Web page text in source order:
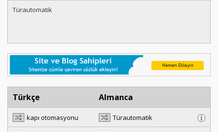
Türkçe Almanca
kapı otomasyonu Türautomatik